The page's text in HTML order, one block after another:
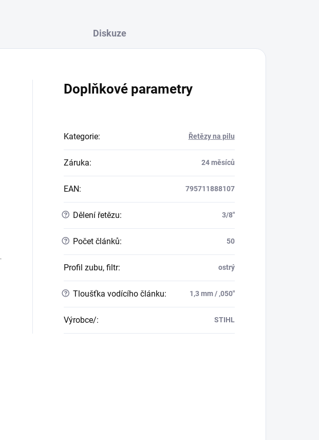
Diskuze
Doplňkové parametry
Kategorie: Řetězy na pilu
Záruka: 24 měsíců
EAN: 795711888107
? Dělení řetězu: 3/8"
? Počet článků: 50
Profil zubu, filtr: ostrý
? Tloušťka vodícího článku: 1,3 mm / ,050"
Výrobce/: STIHL